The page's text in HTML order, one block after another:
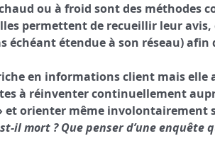
ou à froid sont des méthodes
permettent de recueillir leur
échéant étendue à son réseau) afin
en informations client mais elle
à réinventer continuellement
et orienter même involontairement
il mort ? Que penser d’une enquête